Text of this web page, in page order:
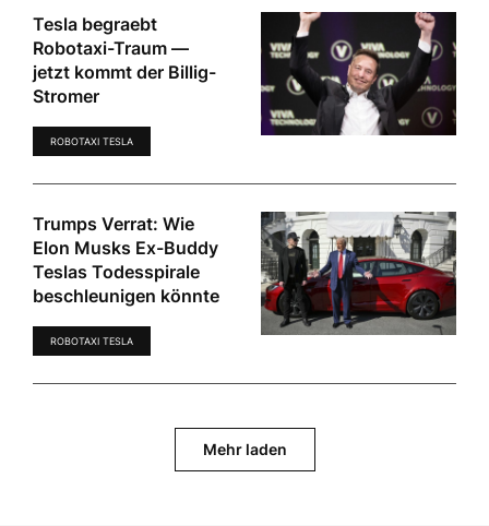
Tesla begraebt
Robotaxi-Traum —
jetzt kommt der Billig-
Stromer
ROBOTAXI TESLA
Trumps Verrat: Wie
Elon Musks Ex-Buddy
Teslas Todesspirale
beschleunigen könnte
ROBOTAXI TESLA
Mehr laden